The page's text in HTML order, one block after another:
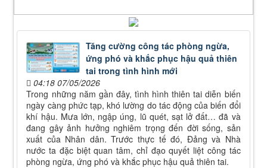
Tăng cường công tác phòng ngừa,
ứng phó và khắc phục hậu quả thiên
tai trong tình hình mới
04:18 07/05/2026
Trong những năm gần đây, tình hình thiên tai diễn biến
ngày càng phức tạp, khó lường do tác động của biến đổi
khí hậu. Mưa lớn, ngập úng, lũ quét, sạt lở đất… đã và
đang gây ảnh hưởng nghiêm trọng đến đời sống, sản
xuất của Nhân dân. Trước thực tế đó, Đảng và Nhà
nước ta đặc biệt quan tâm, chỉ đạo quyết liệt công tác
phòng ngừa, ứng phó và khắc phục hậu quả thiên tai.